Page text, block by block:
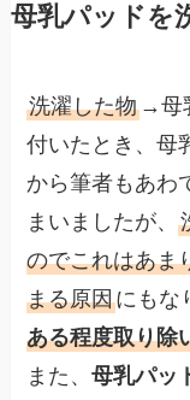
母乳パッドを
洗濯した物 →母
付いたとき、母
から筆者もあわ
まいましたが、
のでこれはあま
まる原因にもな
ある程度取り除
また、母乳パッ